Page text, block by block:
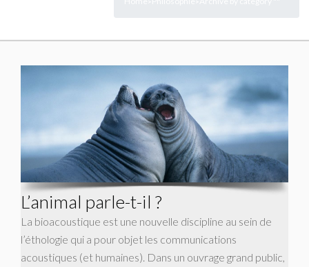
L’animal parle-t-il ?
La bioacoustique est une nouvelle discipline au sein de
l’éthologie qui a pour objet les communications
acoustiques (et humaines). Dans un ouvrage grand public,